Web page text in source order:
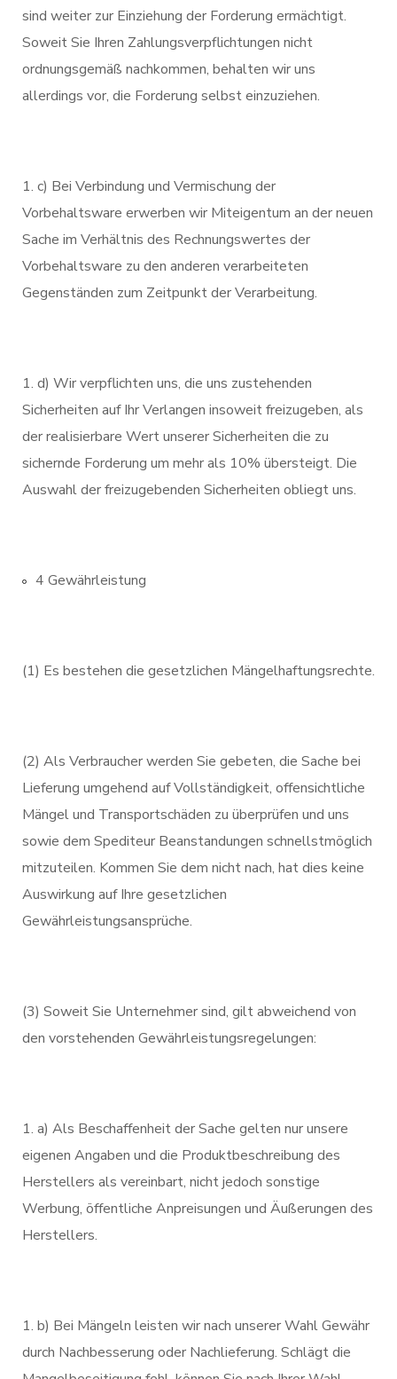
sind weiter zur Einziehung der Forderung ermächtigt.
Soweit Sie Ihren Zahlungsverpflichtungen nicht
ordnungsgemäß nachkommen, behalten wir uns
allerdings vor, die Forderung selbst einzuziehen.
c) Bei Verbindung und Vermischung der
Vorbehaltsware erwerben wir Miteigentum an der neuen
Sache im Verhältnis des Rechnungswertes der
Vorbehaltsware zu den anderen verarbeiteten
Gegenständen zum Zeitpunkt der Verarbeitung.
d) Wir verpflichten uns, die uns zustehenden
Sicherheiten auf Ihr Verlangen insoweit freizugeben, als
der realisierbare Wert unserer Sicherheiten die zu
sichernde Forderung um mehr als 10% übersteigt. Die
Auswahl der freizugebenden Sicherheiten obliegt uns.
4 Gewährleistung
(1) Es bestehen die gesetzlichen Mängelhaftungsrechte.
(2) Als Verbraucher werden Sie gebeten, die Sache bei
Lieferung umgehend auf Vollständigkeit, offensichtliche
Mängel und Transportschäden zu überprüfen und uns
sowie dem Spediteur Beanstandungen schnellstmöglich
mitzuteilen. Kommen Sie dem nicht nach, hat dies keine
Auswirkung auf Ihre gesetzlichen
Gewährleistungsansprüche.
(3) Soweit Sie Unternehmer sind, gilt abweichend von
den vorstehenden Gewährleistungsregelungen:
a) Als Beschaffenheit der Sache gelten nur unsere
eigenen Angaben und die Produktbeschreibung des
Herstellers als vereinbart, nicht jedoch sonstige
Werbung, öffentliche Anpreisungen und Äußerungen des
Herstellers.
b) Bei Mängeln leisten wir nach unserer Wahl Gewähr
durch Nachbesserung oder Nachlieferung. Schlägt die